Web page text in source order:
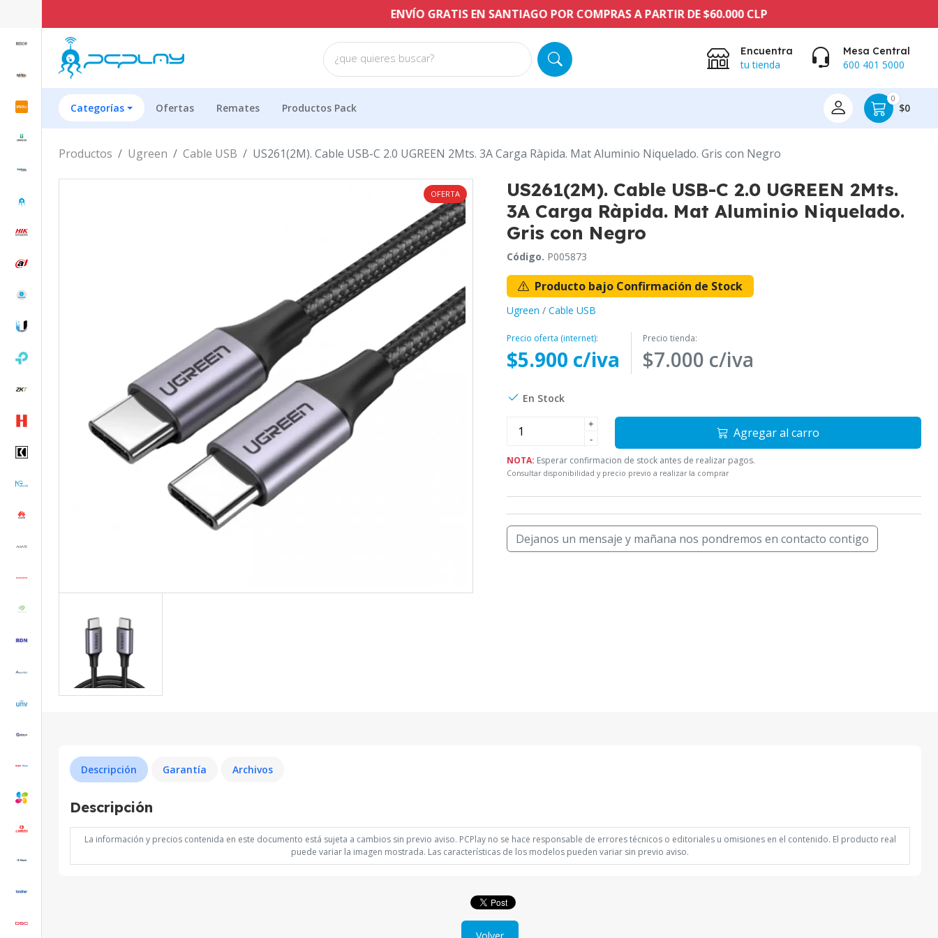
ENVÍO GRATIS EN SANTIAGO POR COMPRAS A PARTIR DE $60.000 CLP
¿que quieres buscar?
Encuentra
tu tienda
Mesa Central
600 401 5000
Categorías Ofertas Remates Productos Pack
0
$0
Productos Ugreen Cable USB US261(2M). Cable USB-C 2.0 UGREEN 2Mts. 3A Carga Ràpida. Mat Aluminio Niquelado. Gris con Negro
OFERTA
US261(2M). Cable USB-C 2.0 UGREEN 2Mts.
3A Carga Ràpida. Mat Aluminio Niquelado.
Gris con Negro
Código. P005873
Producto bajo Confirmación de Stock
Ugreen / Cable USB
Precio oferta (internet):
$5.900 c/iva
Precio tienda:
$7.000 c/iva
En Stock
+
-
Agregar al carro
NOTA: Esperar confirmacion de stock antes de realizar pagos.
Consultar disponibilidad y precio previo a realizar la comprar
Dejanos un mensaje y mañana nos pondremos en contacto contigo
Descripción Garantía Archivos
Descripción
La información y precios contenida en este documento está sujeta a cambios sin previo aviso. PCPlay no se hace responsable de errores técnicos o editoriales u omisiones en el contenido. El producto real
puede variar la imagen mostrada. Las características de los modelos pueden variar sin previo aviso.